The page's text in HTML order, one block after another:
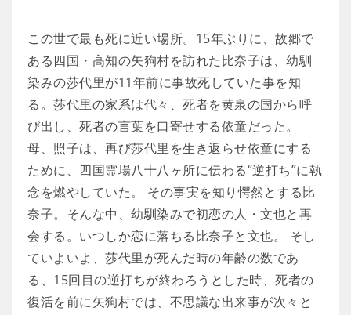
この世で最も死に近い場所。15年ぶりに、故郷で
ある四国・高知の矢狗村を訪れた比奈子は、幼馴
染みの莎代里が11年前に事故死していた事を知
る。莎代里の家系は代々、死者を黄泉の国から呼
び出し、死者の言葉を口寄せする依童だった。
母、照子は、再び莎代里を生き返らせ依童にする
ために、四国霊場八十八ヶ所に伝わる“逆打ち”に執
念を燃やしていた。 その事実を知り愕然とする比
奈子。そんな中、幼馴染みで初恋の人・文也と再
会する。いつしか恋に落ちる比奈子と文也。 そし
ていよいよ、莎代里が死んだ時の年齢の数であ
る、15回目の逆打ちが終わろうとした時、死者の
復活を前に矢狗村では、不思議な出来事が次々と